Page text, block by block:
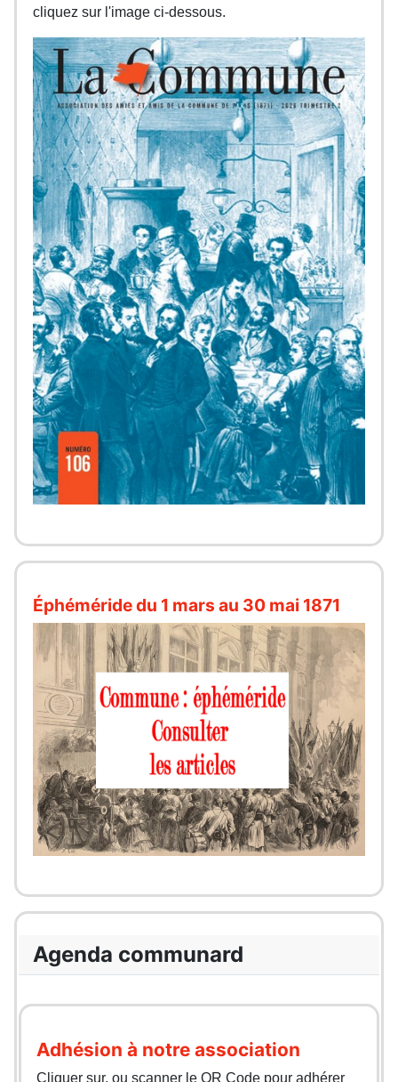
cliquez sur l'image ci-dessous.
Éphéméride du 1 mars au 30 mai 1871
Agenda communard
Adhésion à notre association
Cliquer sur, ou scanner le QR Code pour adhérer